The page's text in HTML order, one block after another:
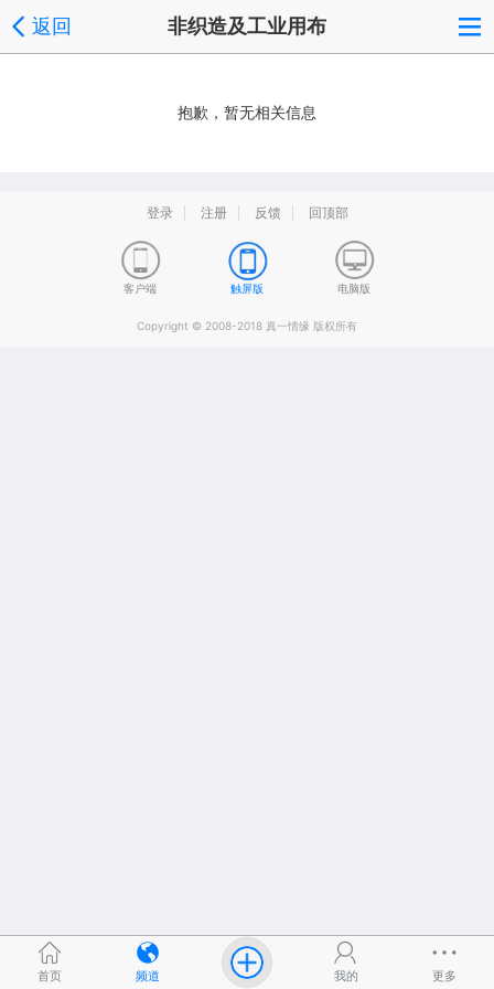
返回 非织造及工业用布
抱歉，暂无相关信息
登录 注册 反馈 回顶部
客户端 触屏版 电脑版
Copyright © 2008-2018 真一情缘 版权所有
首页 频道 我的 更多